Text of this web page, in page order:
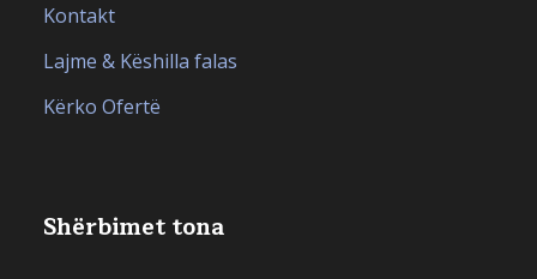
Kontakt
Lajme & Këshilla falas
Kërko Ofertë
Shërbimet tona